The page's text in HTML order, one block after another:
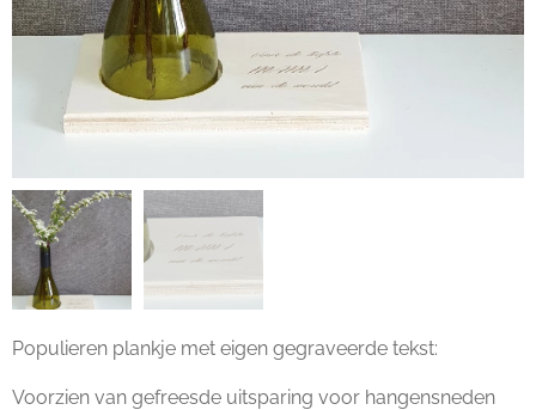
Populieren plankje met eigen gegraveerde tekst:
Voorzien van gefreesde uitsparing voor hangensneden